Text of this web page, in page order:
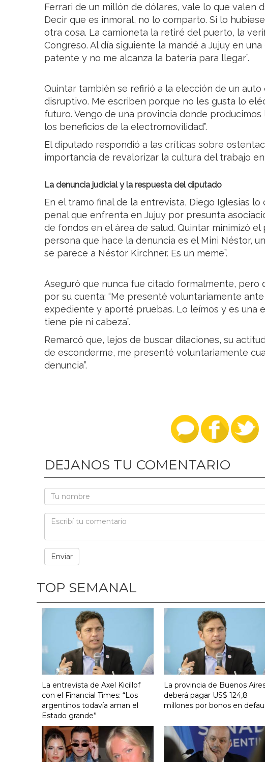
Ferrari de un millón de dólares, vale lo que valen
Decir que es inmoral, no lo comparto. Si lo
otra cosa. La camioneta la retiré del puerto, la
Congreso. Al día siguiente la mandé a Jujuy en
patente y no me alcanza la batería para llegar”.
Quintar también se refirió a la elección de un auto
disruptivo. Me escriben porque no les gusta lo
futuro. Vengo de una provincia donde
los beneficios de la electromovilidad”.
El diputado respondió a las críticas sobre
importancia de revalorizar la cultura del trabajo
La denuncia judicial y la respuesta del diputado
En el tramo final de la entrevista, Diego Iglesias
penal que enfrenta en Jujuy por presunta
de fondos en el área de salud. Quintar minimizó el
persona que hace la denuncia es el Mini Néstor,
se parece a Néstor Kirchner. Es un meme”.
Aseguró que nunca fue citado formalmente, pero
por su cuenta: “Me presenté voluntariamente
expediente y aporté pruebas. Lo leímos y es una
tiene pie ni cabeza”.
Remarcó que, lejos de buscar dilaciones, su
de esconderme, me presenté voluntariamente
denuncia”.
DEJANOS TU COMENTARIO
TOP SEMANAL
La entrevista de Axel Kicillof
con el Financial Times: “Los
argentinos todavía aman el
Estado grande”
La provincia de Buenos
deberá pagar US$ 124,8
millones por bonos en